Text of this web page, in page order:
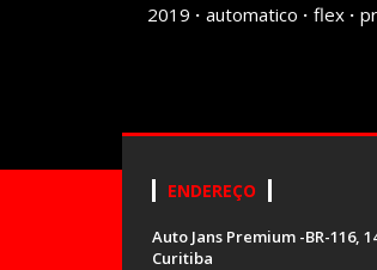
2019 automatico flex
ENDEREÇO
Auto Jans Premium -BR-116,
Curitiba